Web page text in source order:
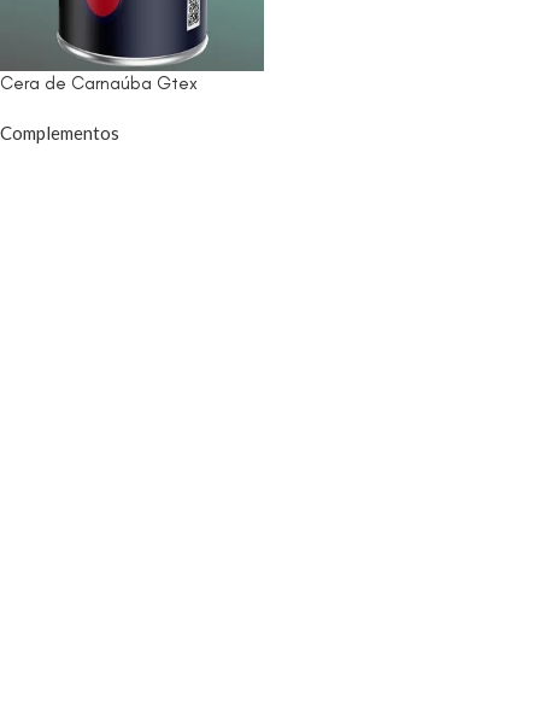
Cera de Carnaúba Gtex
Complementos